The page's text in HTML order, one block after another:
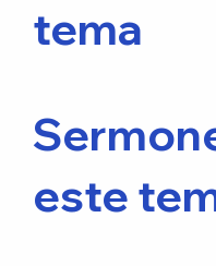
tema
este